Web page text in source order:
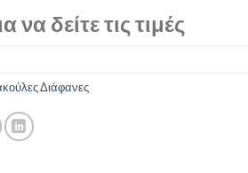
να δείτε τις τιμές
Διάφανες